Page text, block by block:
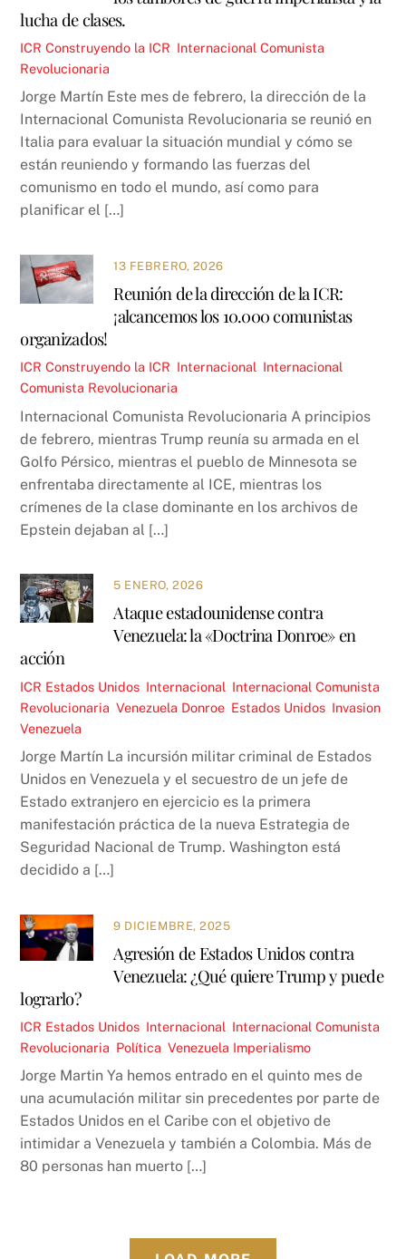
lucha de clases.
ICR Construyendo la ICR Internacional Comunista
Revolucionaria
Jorge Martín Este mes de febrero, la dirección de la
Internacional Comunista Revolucionaria se reunió en
Italia para evaluar la situación mundial y cómo se
están reuniendo y formando las fuerzas del
comunismo en todo el mundo, así como para
planificar el […]
13 FEBRERO, 2026
Reunión de la dirección de la ICR:
¡alcancemos los 10.000 comunistas
organizados!
ICR Construyendo la ICR Internacional Internacional
Comunista Revolucionaria
Internacional Comunista Revolucionaria A principios
de febrero, mientras Trump reunía su armada en el
Golfo Pérsico, mientras el pueblo de Minnesota se
enfrentaba directamente al ICE, mientras los
crímenes de la clase dominante en los archivos de
Epstein dejaban al […]
5 ENERO, 2026
Ataque estadounidense contra
Venezuela: la «Doctrina Donroe» en
acción
ICR Estados Unidos Internacional Internacional Comunista
Revolucionaria ,Venezuela Donroe Estados Unidos Invasion
Venezuela
Jorge Martín La incursión militar criminal de Estados
Unidos en Venezuela y el secuestro de un jefe de
Estado extranjero en ejercicio es la primera
manifestación práctica de la nueva Estrategia de
Seguridad Nacional de Trump. Washington está
decidido a […]
9 DICIEMBRE, 2025
Agresión de Estados Unidos contra
Venezuela: ¿Qué quiere Trump y puede
lograrlo?
ICR Estados Unidos Internacional Internacional Comunista
Revolucionaria Política ,Venezuela Imperialismo
Jorge Martin Ya hemos entrado en el quinto mes de
una acumulación militar sin precedentes por parte de
Estados Unidos en el Caribe con el objetivo de
intimidar a Venezuela y también a Colombia. Más de
80 personas han muerto […]